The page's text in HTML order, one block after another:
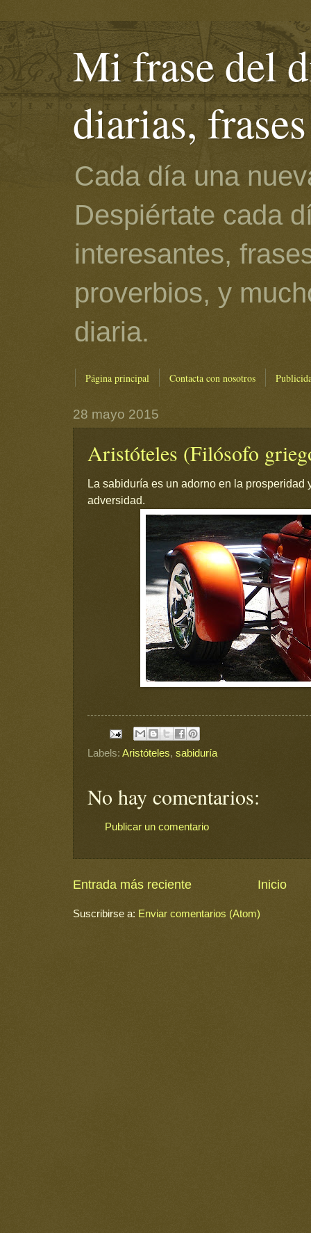
Mi frase del
diarias,
Cada día una
Despiértate cada
interesantes,
proverbios, y
diaria.
Página principal Contacta con nosotros
28 mayo 2015
Aristóteles (Filósofo
La sabiduría es un adorno en la prosperidad
adversidad.
Labels: Aristóteles, sabiduría
No hay comentarios:
Publicar un comentario
Entrada más reciente Inicio
Suscribirse a: Enviar comentarios (Atom)